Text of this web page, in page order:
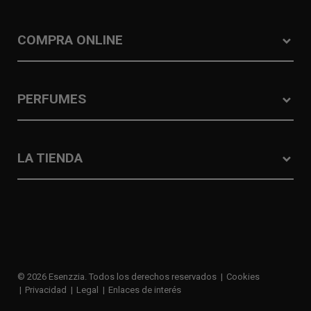
COMPRA ONLINE
PERFUMES
LA TIENDA
© 2026 Esenzzia. Todos los derechos reservados
Cookies
Privacidad
Legal Enlaces de interés